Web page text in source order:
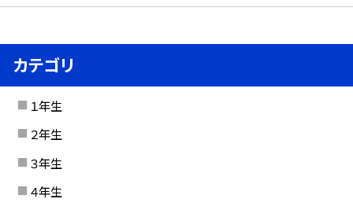
カテゴリ
１年生
２年生
３年生
４年生